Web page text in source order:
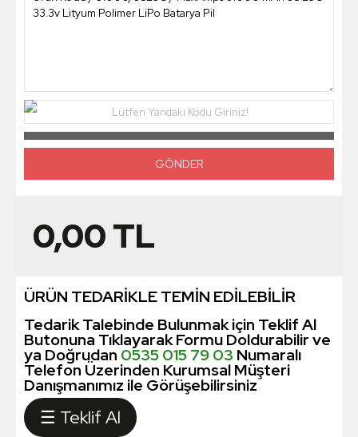
Lütfen Yandaki Kodu Giriniz!
0,00TL
ÜRÜN TEDARİKLE TEMİN EDİLEBİLİR
Tedarik Talebinde Bulunmak için Teklif Al
Butonuna Tıklayarak Formu Doldurabilir ve
ya Doğrudan 0535 015 79 03 Numaralı
Telefon Üzerinden Kurumsal Müşteri
Danışmanımız ile Görüşebilirsiniz
☰ Teklif Al